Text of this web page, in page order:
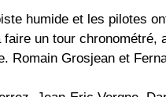
humide et les pilotes
un tour
Romain Grosjean et